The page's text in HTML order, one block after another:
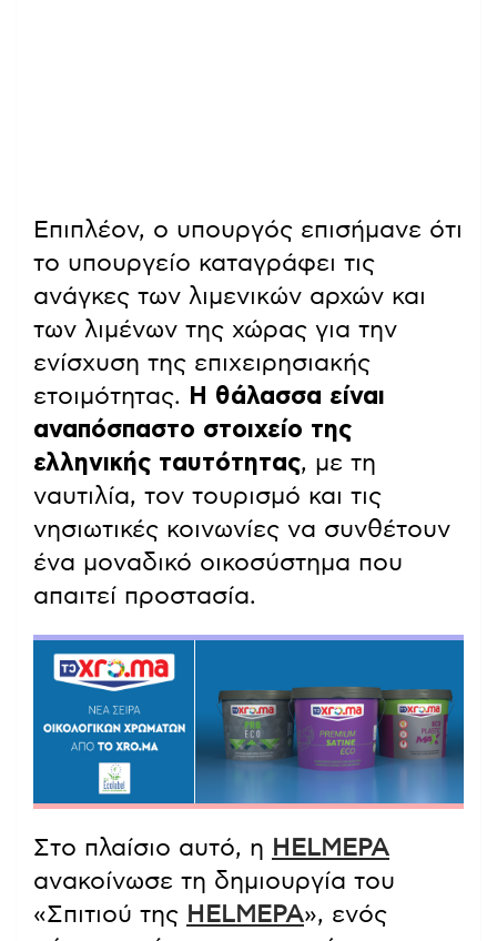
Επιπλέον, ο υπουργός επισήμανε ότι
το υπουργείο καταγράφει τις
ανάγκες των λιμενικών αρχών και
των λιμένων της χώρας για την
ενίσχυση της επιχειρησιακής
ετοιμότητας.
Η θάλασσα είναι
αναπόσπαστο στοιχείο της
ελληνικής ταυτότητας, με τη
ναυτιλία, τον τουρισμό και τις
νησιωτικές κοινωνίες να συνθέτουν
ένα μοναδικό οικοσύστημα που
απαιτεί προστασία.
Στο πλαίσιο αυτό, η HELMEPA
ανακοίνωσε τη δημιουργία του
«Σπιτιού της HELMEPA», ενός